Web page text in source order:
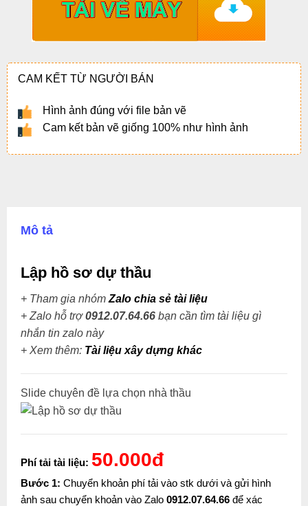
CAM KẾT TỪ NGƯỜI BÁN
Hình ảnh đúng với file bản vẽ
Cam kết bản vẽ giống 100% như hình ảnh
Mô tả
Lập hồ sơ dự thầu
+ Tham gia nhóm Zalo chia sẻ tài liệu
+ Zalo hỗ trợ0912.07.64.66bạn cần tìm tài liệu gì
nhắn tin zalo này
+ Xem thêm: Tài liệu xây dựng khác
Slide chuyên đề lựa chọn nhà thầu
Phí tải tài liệu: 50.000đ
Bước 1: Chuyển khoản phí tải vào stk dưới và gửi hình
ảnh sau chuyển khoản vào Zalo 0912.07.64.66để xác